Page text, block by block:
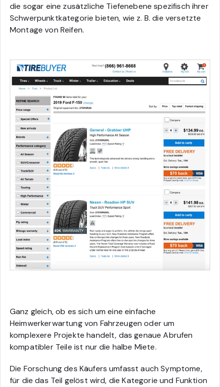
die sogar eine zusätzliche Tiefenebene spezifisch ihrer
Schwerpunktkategorie bieten, wie z. B. die versetzte
Montage von Reifen.
Ganz gleich, ob es sich um eine einfache
Heimwerkerwartung von Fahrzeugen oder um
komplexere Projekte handelt, das genaue Abrufen
kompatibler Teile ist nur die halbe Miete.
Die Forschung des Käufers umfasst auch Symptome,
für die das Teil gelöst wird, die Kategorie und Funktion